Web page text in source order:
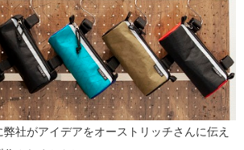
社がアイデアをオーストリッチさんに伝え